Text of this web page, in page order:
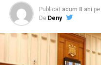
Publicat acum 8 ani pe
De Deny